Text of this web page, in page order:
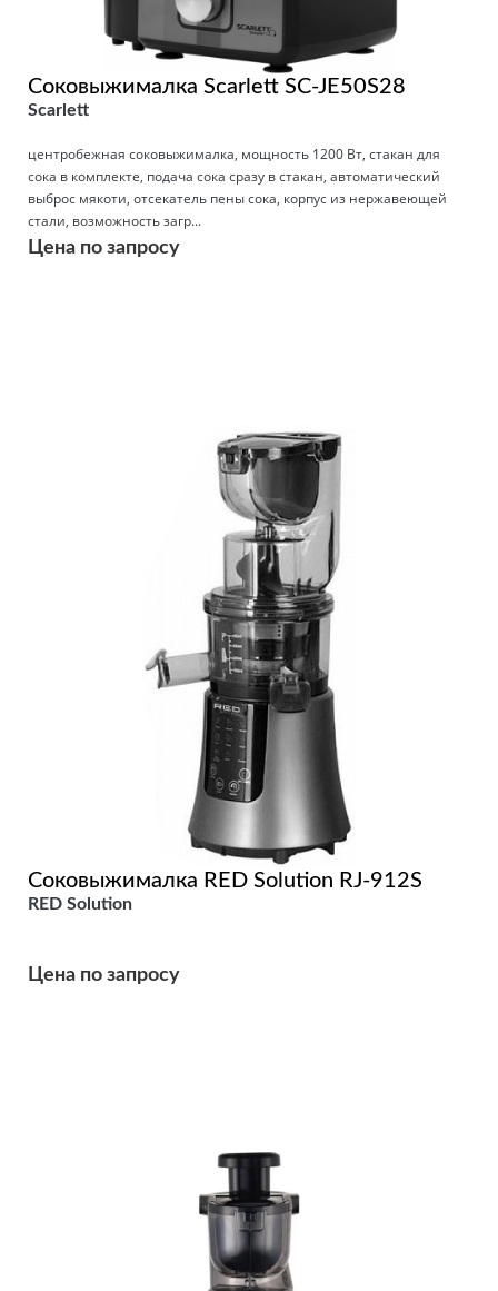
Соковыжималка Scarlett SC-JE50S28
Scarlett
центробежная соковыжималка, мощность 1200 Вт, стакан для
сока в комплекте, подача сока сразу в стакан, автоматический
выброс мякоти, отсекатель пены сока, корпус из нержавеющей
стали, возможность загр...
Цена по запросу
Соковыжималка RED Solution RJ-912S
RED Solution
Цена по запросу